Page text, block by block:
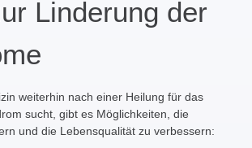
Linderung der
weiterhin nach einer Heilung für das
sucht, gibt es Möglichkeiten, die
und die Lebensqualität zu verbessern: